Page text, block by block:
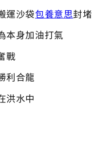
運沙袋包養意思封堵
本身加油打氣
戰
利合龍
洪水中